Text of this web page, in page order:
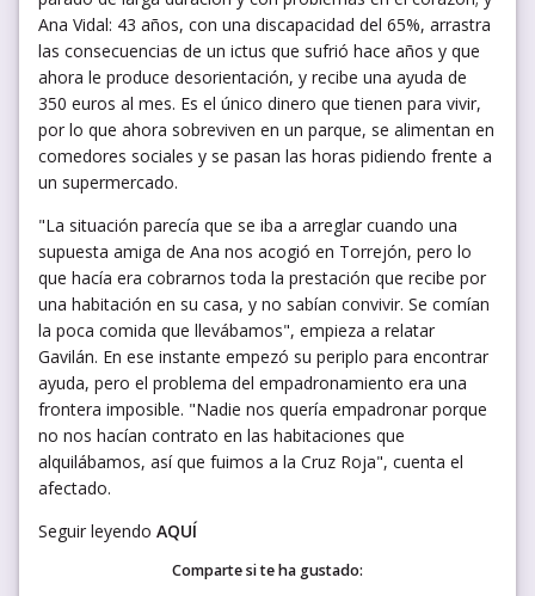
Ana Vidal: 43 años, con una discapacidad del 65%, arrastra
las consecuencias de un ictus que sufrió hace años y que
ahora le produce desorientación, y recibe una ayuda de
350 euros al mes. Es el único dinero que tienen para vivir,
por lo que ahora sobreviven en un parque, se alimentan en
comedores sociales y se pasan las horas pidiendo frente a
un supermercado.
"La situación parecía que se iba a arreglar cuando una
supuesta amiga de Ana nos acogió en Torrejón, pero lo
que hacía era cobrarnos toda la prestación que recibe por
una habitación en su casa, y no sabían convivir. Se comían
la poca comida que llevábamos", empieza a relatar
Gavilán. En ese instante empezó su periplo para encontrar
ayuda, pero el problema del empadronamiento era una
frontera imposible. "Nadie nos quería empadronar porque
no nos hacían contrato en las habitaciones que
alquilábamos, así que fuimos a la Cruz Roja", cuenta el
afectado.
Seguir leyendo AQUÍ
Comparte si te ha gustado: